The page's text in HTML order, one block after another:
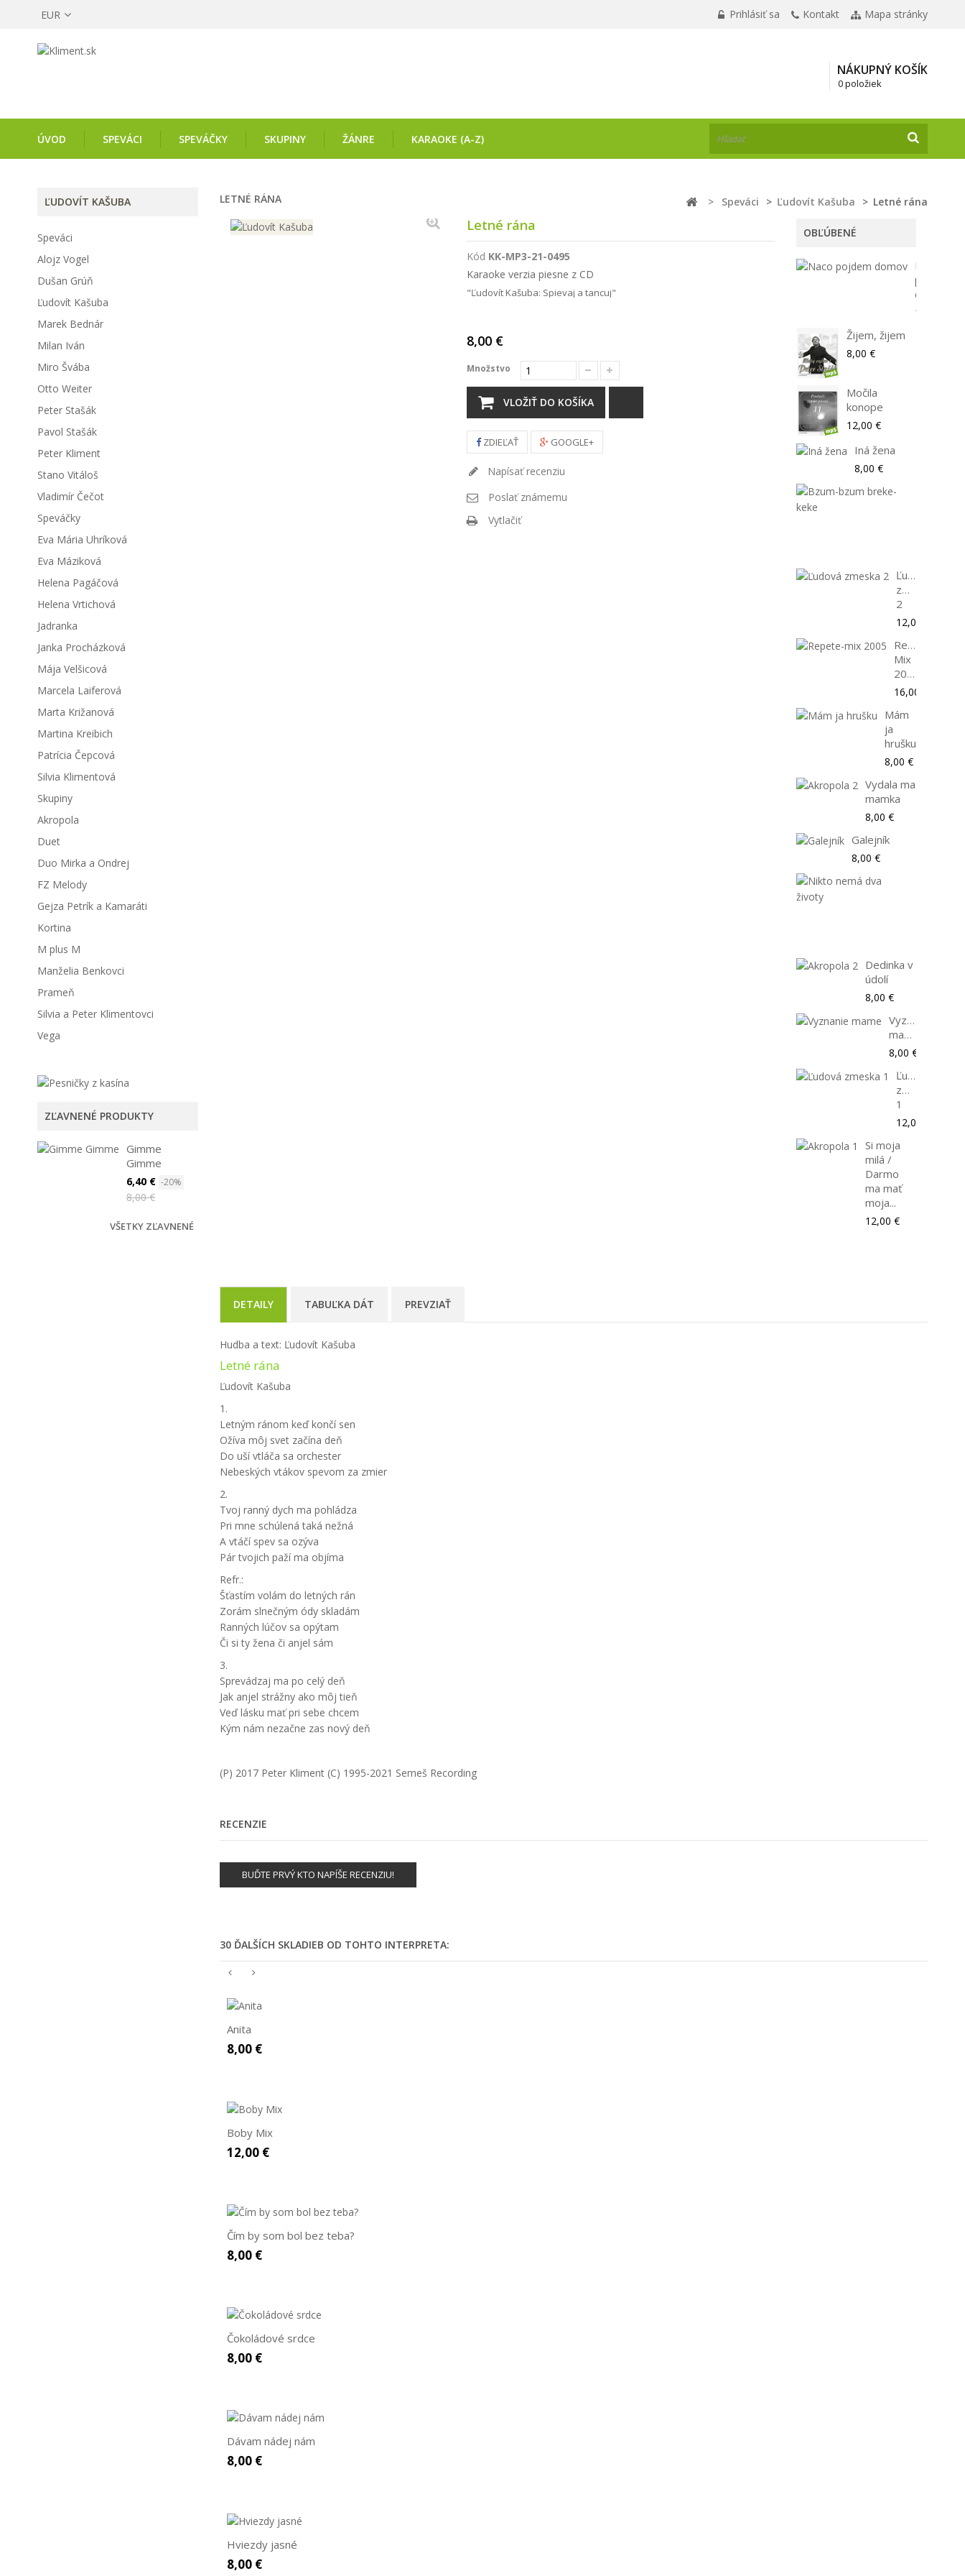
EUR Prihlásiť sa Kontakt Mapa stránky
NÁKUPNÝ KOŠÍK
0 položiek
ÚVOD SPEVÁCI SPEVÁČKY SKUPINY ŽÁNRE KARAOKE (A-Z)
ĽUDOVÍT KAŠUBA
Speváci
Alojz Vogel
Dušan Grúň
Ľudovít Kašuba
Marek Bednár
Milan Iván
Miro Švába
Otto Weiter
Peter Stašák
Pavol Stašák
Peter Kliment
Stano Vitáloš
Vladimír Čečot
Speváčky
Eva Mária Uhríková
Eva Máziková
Helena Pagáčová
Helena Vrtichová
Jadranka
Janka Procházková
Mája Velšicová
Marcela Laiferová
Marta Križanová
Martina Kreibich
Patrícia Čepcová
Silvia Klimentová
Skupiny
Akropola
Duet
Duo Mirka a Ondrej
FZ Melody
Gejza Petrík a Kamaráti
Kortina
M plus M
Manželia Benkovci
Prameň
Silvia a Peter Klimentovci
Vega
ZĽAVNENÉ PRODUKTY
Gimme
Gimme
6,40 € -20%
8,00 €
VŠETKY ZĽAVNENÉ
LETNÉ RÁNA > Speváci > Ľudovít Kašuba > Letné rána
Letné rána
Kód KK-MP3-21-0495
Karaoke verzia piesne z CD
"Ľudovít Kašuba: Spievaj a tancuj"
8,00 €
Množstvo
VLOŽIŤ DO KOŠÍKA
ZDIEĽAŤ GOOGLE+
Napísať recenziu
Poslať známemu
Vytlačiť
OBĽÚBENÉ
Načo
pôjdem
12,00 €
Žijem, žijem
8,00 €
Močila
konope
12,00 €
Iná žena
8,00 €
Ľudová
zmeska
2
12,00 €
Repete-
Mix
2005
16,00 €
Mám
ja
hrušku
8,00 €
Vydala ma
mamka
8,00 €
Galejník
8,00 €
Dedinka v
údolí
8,00 €
Vyznanie
mame
8,00 €
Ľudová
zmeska
1
12,00 €
Si moja
milá /
Darmo
ma mať
moja...
12,00 €
DETAILY TABUĽKA DÁT PREVZIAŤ
Hudba a text: Ľudovít Kašuba
Letné rána
Ľudovít Kašuba
1.
Letným ránom keď končí sen
Ožíva môj svet začína deň
Do uší vtláča sa orchester
Nebeských vtákov spevom za zmier
2.
Tvoj ranný dych ma pohládza
Pri mne schúlená taká nežná
A vtáčí spev sa ozýva
Pár tvojich paží ma objíma
Refr.:
Šťastím volám do letných rán
Zorám slnečným ódy skladám
Ranných lúčov sa opýtam
Či si ty žena či anjel sám
3.
Sprevádzaj ma po celý deň
Jak anjel strážny ako môj tieň
Veď lásku mať pri sebe chcem
Kým nám nezačne zas nový deň
(P) 2017 Peter Kliment (C) 1995-2021 Semeš Recording
RECENZIE
BUĎTE PRVÝ KTO NAPÍŠE RECENZIU!
30 ĎALŠÍCH SKLADIEB OD TOHTO INTERPRETA:
Anita
8,00 €
Boby Mix
12,00 €
Čím by som bol bez teba?
8,00 €
Čokoládové srdce
8,00 €
Dávam nádej nám
8,00 €
Hviezdy jasné
8,00 €